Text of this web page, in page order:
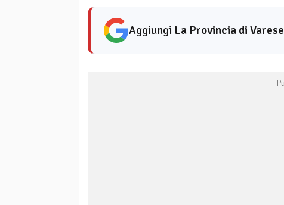
Aggiungi La Provincia di Varese